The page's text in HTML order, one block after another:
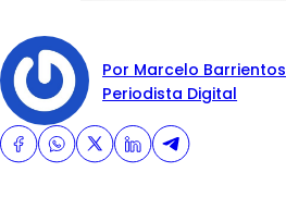
Por Marcelo Barrientos
Periodista Digital